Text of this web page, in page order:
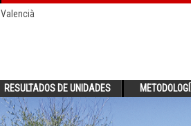
Valencià
RESULTADOS DE UNIDADES